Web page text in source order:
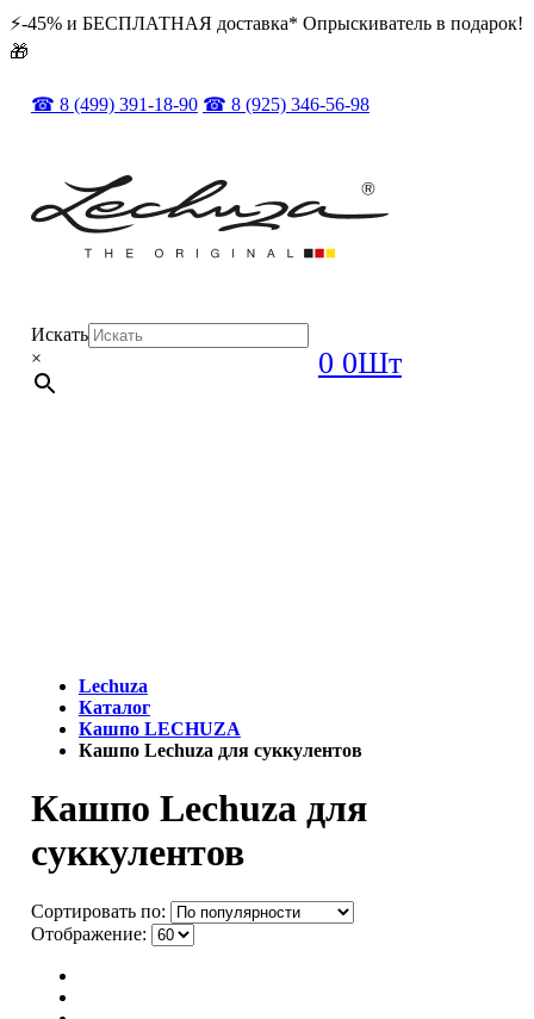
⚡️️-45% и БЕСПЛАТНАЯ доставка* Опрыскиватель в подарок!
🎁
☎ 8 (499) 391-18-90 ☎ 8 (925) 346-56-98
Искать
×
0 0Шт
Lechuza
Каталог
Кашпо LECHUZA
Кашпо Lechuza для суккулентов
Кашпо Lechuza для
суккулентов
Сортировать по:
Отображение: